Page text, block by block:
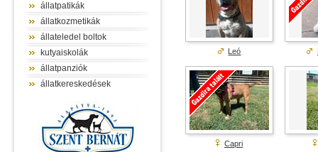
állatpatikák
állatkozmetikák
állateledel boltok
kutyaiskolák
állatpanziók
állatkereskedések
Leó
Capri